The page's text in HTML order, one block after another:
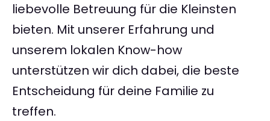
liebevolle Betreuung für die Kleinsten
bieten. Mit unserer Erfahrung und
unserem lokalen Know-how
unterstützen wir dich dabei, die beste
Entscheidung für deine Familie zu
treffen.